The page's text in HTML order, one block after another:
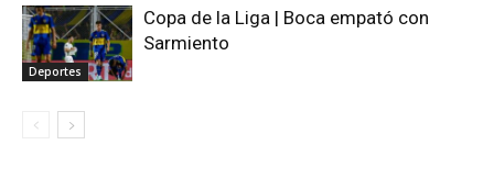
Deportes
Copa de la Liga | Boca empató con
Sarmiento